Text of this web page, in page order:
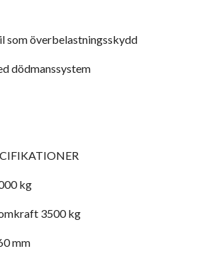
som överbelastningsskydd
dödmanssystem
kg
3500 kg
mm